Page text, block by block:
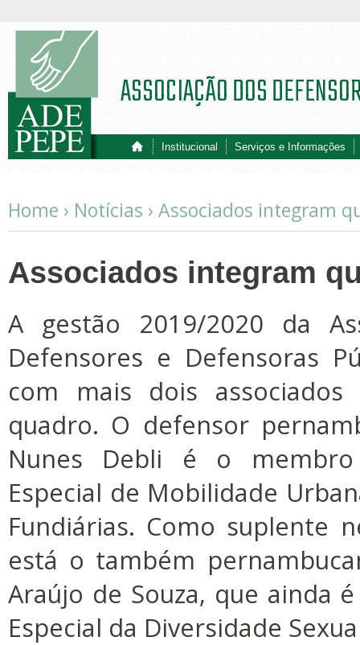
Institucional Serviços e Informações
ASSOCIAÇÃO DOS
Home › Notícias › Associados integram
Associados integram
A gestão 2019/2020 da
Defensores e Defensoras
com mais dois
quadro. O defensor
Nunes Debli é o
Especial de Mobilidade
Fundiárias. Como suplente
está o também
Araújo de Souza, que ainda
Especial da Diversidade